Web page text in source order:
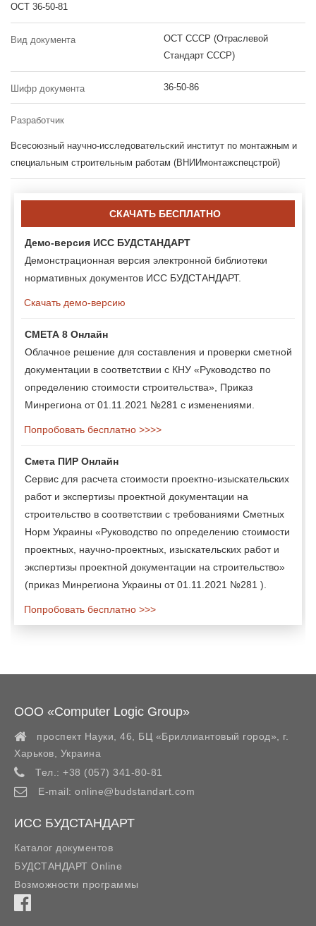
ОСТ 36-50-81
Вид документа
ОСТ СССР (Отраслевой
Стандарт СССР)
Шифр документа 36-50-86
Разработчик
Всесоюзный научно-исследовательский институт по монтажным и
специальным строительным работам (ВНИИмонтажспецстрой)
СКАЧАТЬ БЕСПЛАТНО
Демо-версия ИСС БУДСТАНДАРТ
Демонстрационная версия электронной библиотеки
нормативных документов ИСС БУДСТАНДАРТ.
Скачать демо-версию
СМЕТА 8 Онлайн
Облачное решение для составления и проверки сметной
документации в соответствии с КНУ «Руководство по
определению стоимости строительства», Приказ
Минрегиона от 01.11.2021 №281 с изменениями.
Попробовать бесплатно >>>>
Смета ПИР Онлайн
Сервис для расчета стоимости проектно-изыскательских
работ и экспертизы проектной документации на
строительство в соответствии с требованиями Сметных
Норм Украины «Руководство по определению стоимости
проектных, научно-проектных, изыскательских работ и
экспертизы проектной документации на строительство»
(приказ Минрегиона Украины от 01.11.2021 №281 ).
Попробовать бесплатно >>>
ООО «Computer Logic Group»
проспект Науки, 46, БЦ «Бриллиантовый город»,
г.
Харьков
Украина
Тел.: +38 (057) 341-80-81
E-mail: online@budstandart.com
ИСС БУДСТАНДАРТ
Каталог документов
БУДСТАНДАРТ Online
Возможности программы